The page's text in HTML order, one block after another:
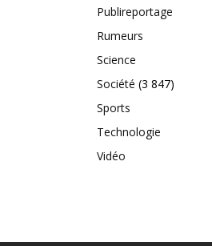
Publireportage
Rumeurs
Science
Société (3 847)
Sports
Technologie
Vidéo